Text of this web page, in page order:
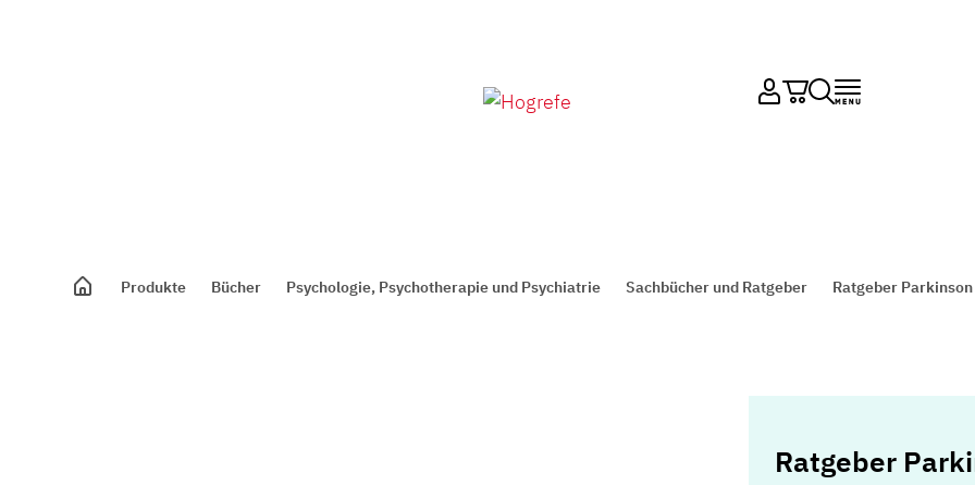
Produkte Bücher Psychologie, Psychotherapie und Psychiatrie Sachbücher und Ratgeber Ratgeber Parkinson
Ratgeber